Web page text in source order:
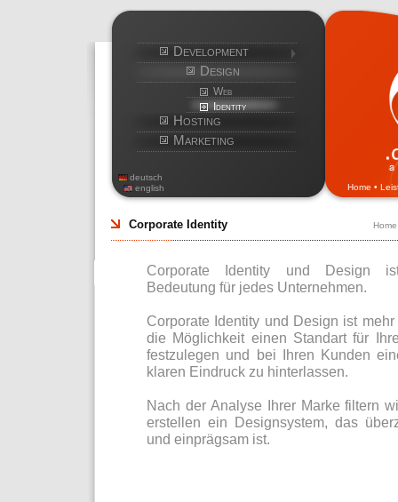
Development
Design
Web
Identity
Hosting
Marketing
deutsch
english
Home •
Corporate Identity Home
Corporate Identity und Design
Bedeutung für jedes Unternehmen.
Corporate Identity und Design ist
die Möglichkeit einen Standart für
festzulegen und bei Ihren Kunden
klaren Eindruck zu hinterlassen.
Nach der Analyse Ihrer Marke filtern
erstellen ein Designsystem, das
und einprägsam ist.